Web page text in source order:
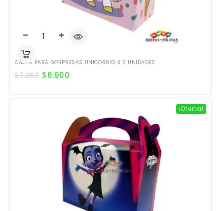
CAJAS PARA SORPRESAS UNICORNIO X 6 UNIDADES
$7.263 $6.900
¡Oferta!